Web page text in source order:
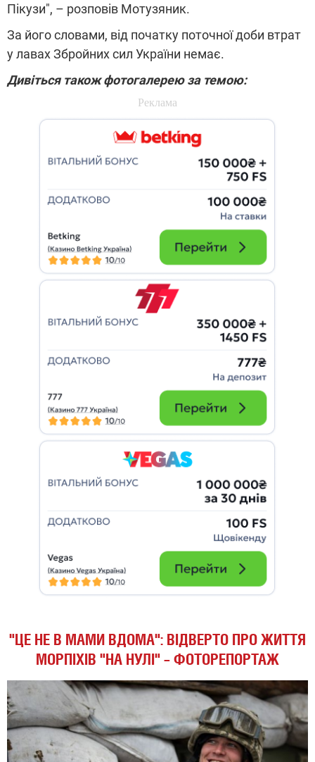
Пікузи", – розповів Мотузяник.
За його словами, від початку поточної доби втрат
у лавах Збройних сил України немає.
Дивіться також фотогалерею за темою:
"ЦЕ НЕ В МАМИ ВДОМА": ВІДВЕРТО ПРО ЖИТТЯ
МОРПІХІВ "НА НУЛІ" – ФОТОРЕПОРТАЖ